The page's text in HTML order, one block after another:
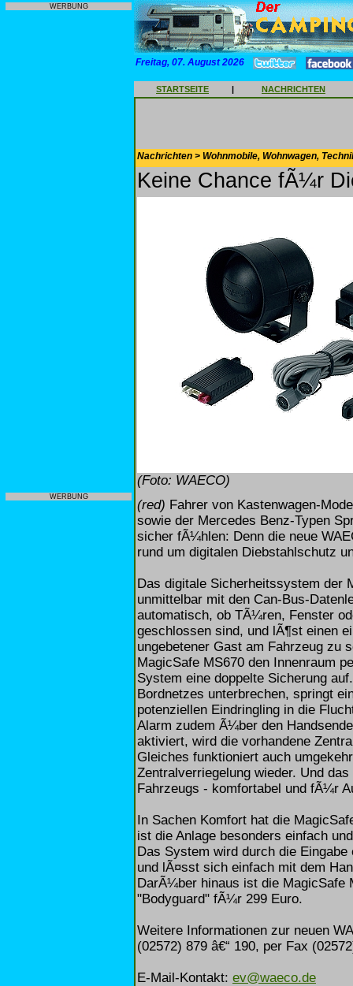
WERBUNG
WERBUNG
Freitag, 07. August 2026
STARTSEITE | NACHRICHTEN
Nachrichten > Wohnmobile, Wohnwagen,
Keine Chance fÃ¼r
(Foto: WAECO)
(red) Fahrer von Kastenwagen-
sowie der Mercedes Benz-Typen
sicher fÃ¼hlen: Denn die neue
rund um digitalen Diebstahlschutz
Das digitale Sicherheitssystem der
unmittelbar mit den Can-Bus-
automatisch, ob TÃ¼ren, Fenster
geschlossen sind, und lÃ¶st einen
ungebetener Gast am Fahrzeug zu
MagicSafe MS670 den Innenraum
System eine doppelte Sicherung
Bordnetzes unterbrechen, springt
potenziellen Eindringling in die
Alarm zudem Ã¼ber den
aktiviert, wird die vorhandene
Gleiches funktioniert auch
Zentralverriegelung wieder. Und
Fahrzeugs - komfortabel und fÃ¼r
In Sachen Komfort hat die
ist die Anlage besonders einfach
Das System wird durch die
und lÃ¤sst sich einfach mit dem
DarÃ¼ber hinaus ist die MagicSafe
"Bodyguard" fÃ¼r 299 Euro.
Weitere Informationen zur neuen
(02572) 879 â€“ 190, per Fax
E-Mail-Kontakt: ev@waeco.de